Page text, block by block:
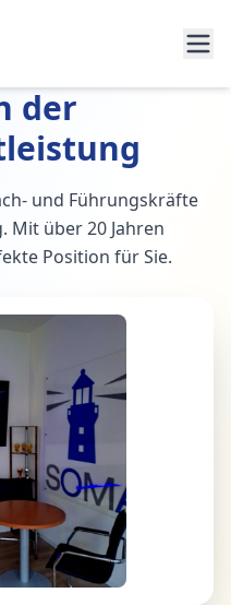
der
und Führungskräfte
Mit über 20 Jahren
Position für Sie.